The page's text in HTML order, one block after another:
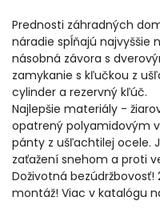
Prednosti záhradných
náradie spĺňajú najvyššie
násobná závora s
zamykanie s kľučkou z
cylinder a rezervný kľúč.
Najlepšie materiály -
opatrený polyamidovým
pánty z ušľachtilej ocele.
zaťažení snehom a proti
Doživotná
montáž! Viac v katalógu